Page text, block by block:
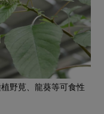
野莧、龍葵等可食性